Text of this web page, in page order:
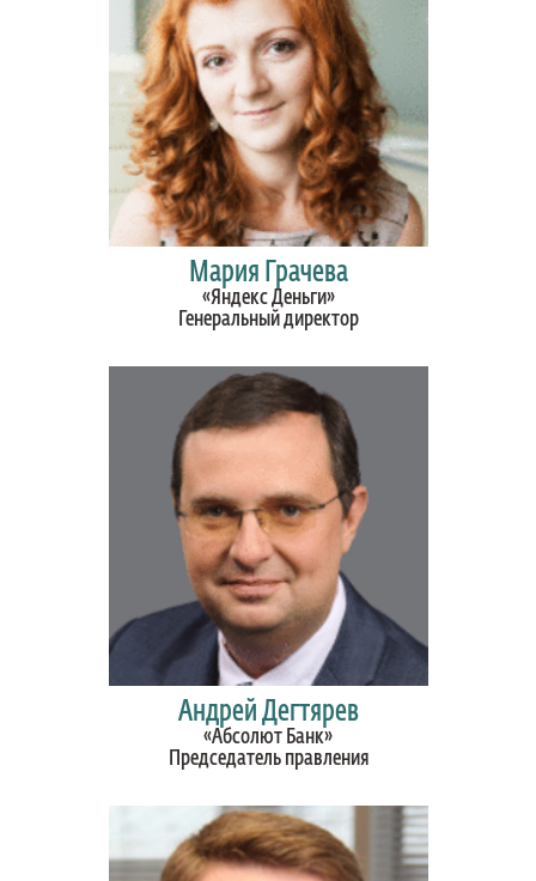
Мария Грачева
«Яндекс Деньги»
Генеральный директор
Андрей Дегтярев
«Абсолют Банк»
Председатель правления